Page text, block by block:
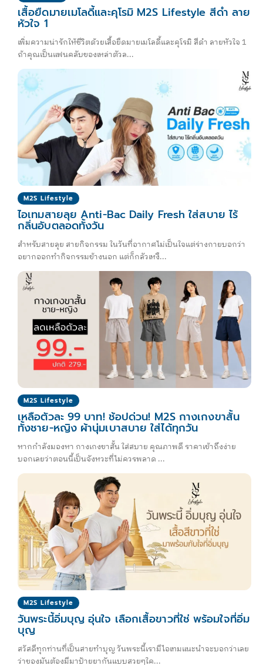
เสื้อยืดมายเมโลดี้และคุโรมิ M2S Lifestyle สีดำ ลาย
หัวใจ 1
เพิ่มความน่ารักให้ชีวิตด้วยเสื้อยืดมายเมโลดี้และคุโรมิ สีดำ ลายหัวใจ 1
ถ้าคุณเป็นแฟนคลับของเหล่าตัวล...
M2S Lifestyle
ไอเทมสายลุย Anti-Bac Daily Fresh ใส่สบาย ไร้
กลิ่นอับตลอดทั้งวัน
สำหรับสายลุย สายกิจกรรม ในวันที่อากาศไม่เป็นใจแต่ร่างกายบอกว่า
อยากออกทำกิจกรรมข้างนอก แต่ก็กลัวเหงื...
M2S Lifestyle
เหลือตัวละ 99 บาท! ช้อปด่วน! M2S กางเกงขาสั้น
ทั้งชาย-หญิง ผ้านุ่มเบาสบาย ใส่ได้ทุกวัน
หากกำลังมองหา กางเกงขาสั้น ใส่สบาย คุณภาพดี ราคาเข้าถึงง่าย
บอกเลยว่าตอนนี้เป็นจังหวะที่ไม่ควรพลาด ...
M2S Lifestyle
วันพระนี้อิ่มบุญ อุ่นใจ เลือกเสื้อขาวที่ใช่ พร้อมใจที่อิ่ม
บุญ
สวัสดีทุกท่านที่เป็นสายทำบุญ วันพระนี้เรามีไอเทมแนะนำจะบอกว่าเลย
ว่าของมันต้องมีมาป้ายยากันแบบสวยๆใค...